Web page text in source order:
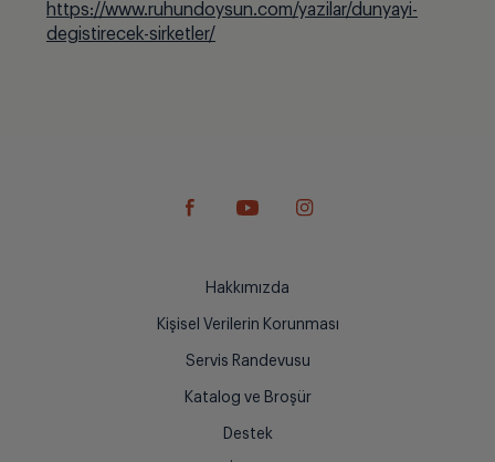
https://www.ruhundoysun.com/yazilar/dunyayi-
degistirecek-sirketler/
Hakkımızda
Kişisel Verilerin Korunması
Servis Randevusu
Katalog ve Broşür
Destek